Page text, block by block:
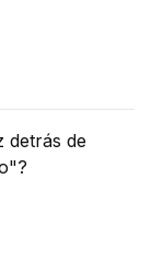
detrás de